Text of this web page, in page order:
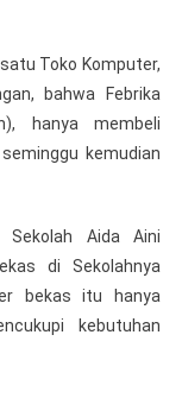
Toko Komputer,
bahwa Febrika
hanya membeli
kemudian
Sekolah Aida Aini
di Sekolahnya
bekas itu hanya
kebutuhan